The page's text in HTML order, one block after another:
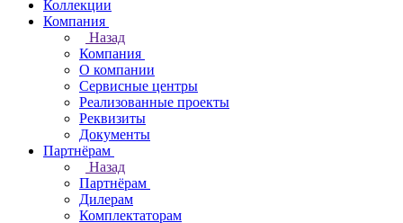
Коллекции
Компания
Назад
Компания
О компании
Сервисные центры
Реализованные проекты
Реквизиты
Документы
Партнёрам
Назад
Партнёрам
Дилерам
Комплектаторам